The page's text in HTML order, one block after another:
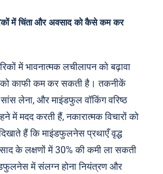
में चिंता और अवसाद को कैसे कम कर
में भावनात्मक लचीलापन को बढ़ावा
काफी कम कर सकती है। तकनीकें
लेना, और माइंडफुल वॉकिंग वरिष्ठ
में मदद करती हैं, नकारात्मक विचारों को
हैं कि माइंडफुलनेस प्रथाएँ वृद्ध
के लक्षणों में 30% की कमी ला सकती
में संलग्न होना नियंत्रण और